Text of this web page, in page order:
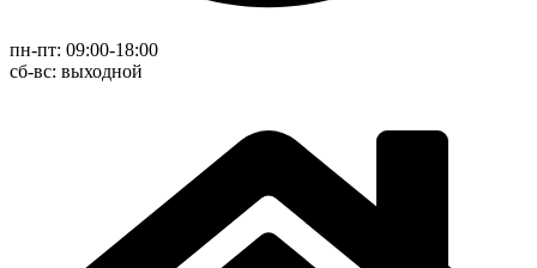
пн-пт: 09:00-18:00
cб-вс: выходной